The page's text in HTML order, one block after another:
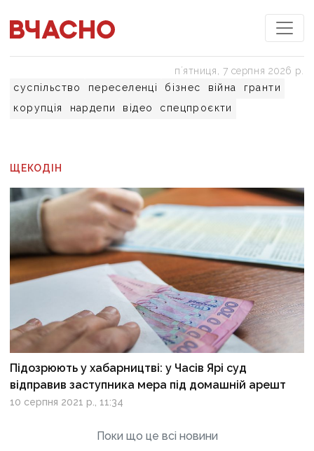
суспільство переселенці бізнес війна
гранти
корупція
нардепи відео спецпроєкти
пʼятниця, 7 серпня 2026 р.
ЩЕКОДІН
Підозрюють у хабарництві: у Часів Ярі суд
відправив заступника мера під домашній арешт
10 серпня 2021 р., 11:34
Поки що це всі новини